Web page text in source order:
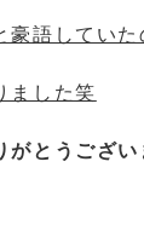
豪語していた
ました笑
がとうござ